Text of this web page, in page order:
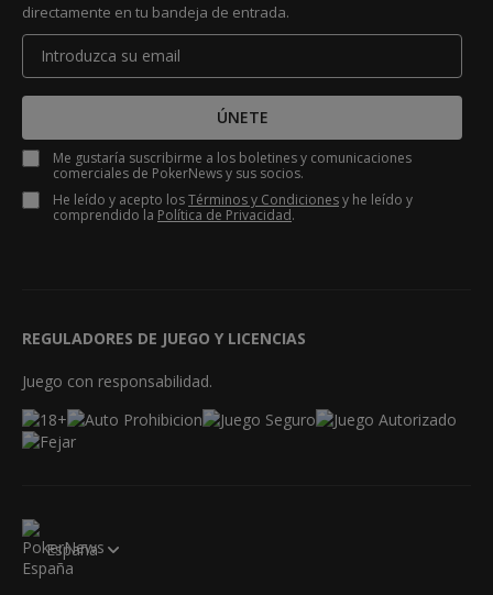
directamente en tu bandeja de entrada.
ÚNETE
Me gustaría suscribirme a los boletines y comunicaciones
comerciales de PokerNews y sus socios.
He leído y acepto losTérminos y Condicionesy he leído y
comprendido la Política de Privacidad.
REGULADORES DE JUEGO Y LICENCIAS
Juego con responsabilidad.
España